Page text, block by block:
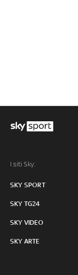
I siti Sky:
SKY SPORT
SKY TG24
SKY VIDEO
SKY ARTE